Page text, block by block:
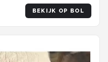
BEKIJK OP BOL